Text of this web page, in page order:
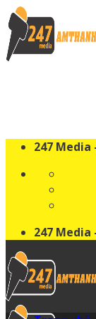
Skip
to
content
247 Media
247 Media